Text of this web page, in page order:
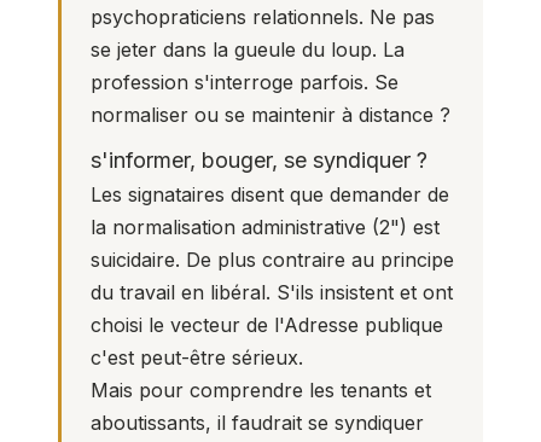
psychopraticiens relationnels. Ne pas
se jeter dans la gueule du loup. La
profession s'interroge parfois. Se
normaliser ou se maintenir à distance ?
s'informer, bouger, se syndiquer ?
Les signataires disent que demander de
la normalisation administrative (2") est
suicidaire. De plus contraire au principe
du travail en libéral. S'ils insistent et ont
choisi le vecteur de l'Adresse publique
c'est peut-être sérieux.
Mais pour comprendre les tenants et
aboutissants, il faudrait se syndiquer